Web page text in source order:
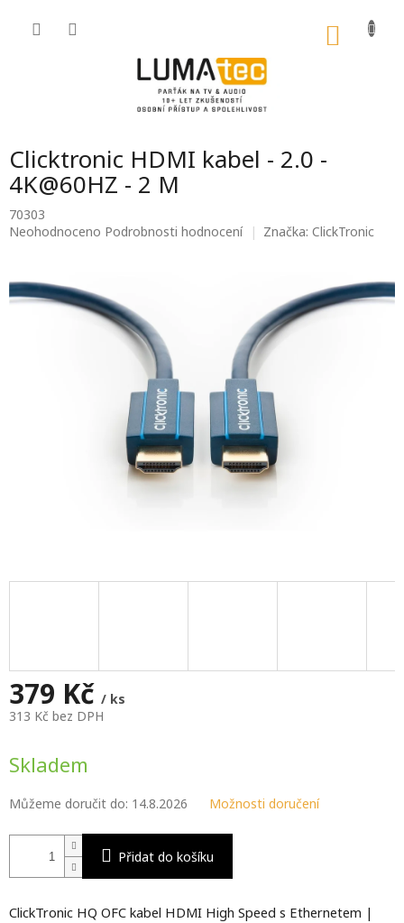
Clicktronic HDMI kabel - 2.0 -
4K@60HZ - 2 M
70303
Průměrné
je
0,0
Neohodnoceno Podrobnosti hodnocení Značka: ClickTronic
379 Kč / ks
313 Kč bez DPH
cena:
Skladem
Můžeme doručit do: 14.8.2026 Možnosti doručení
Přidat do košíku
ClickTronic HQ OFC kabel HDMI High Speed s Ethernetem |